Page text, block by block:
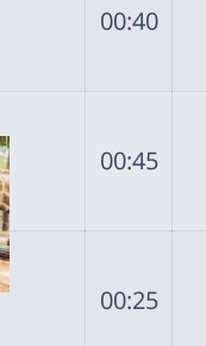
00:40
00:45
00:25